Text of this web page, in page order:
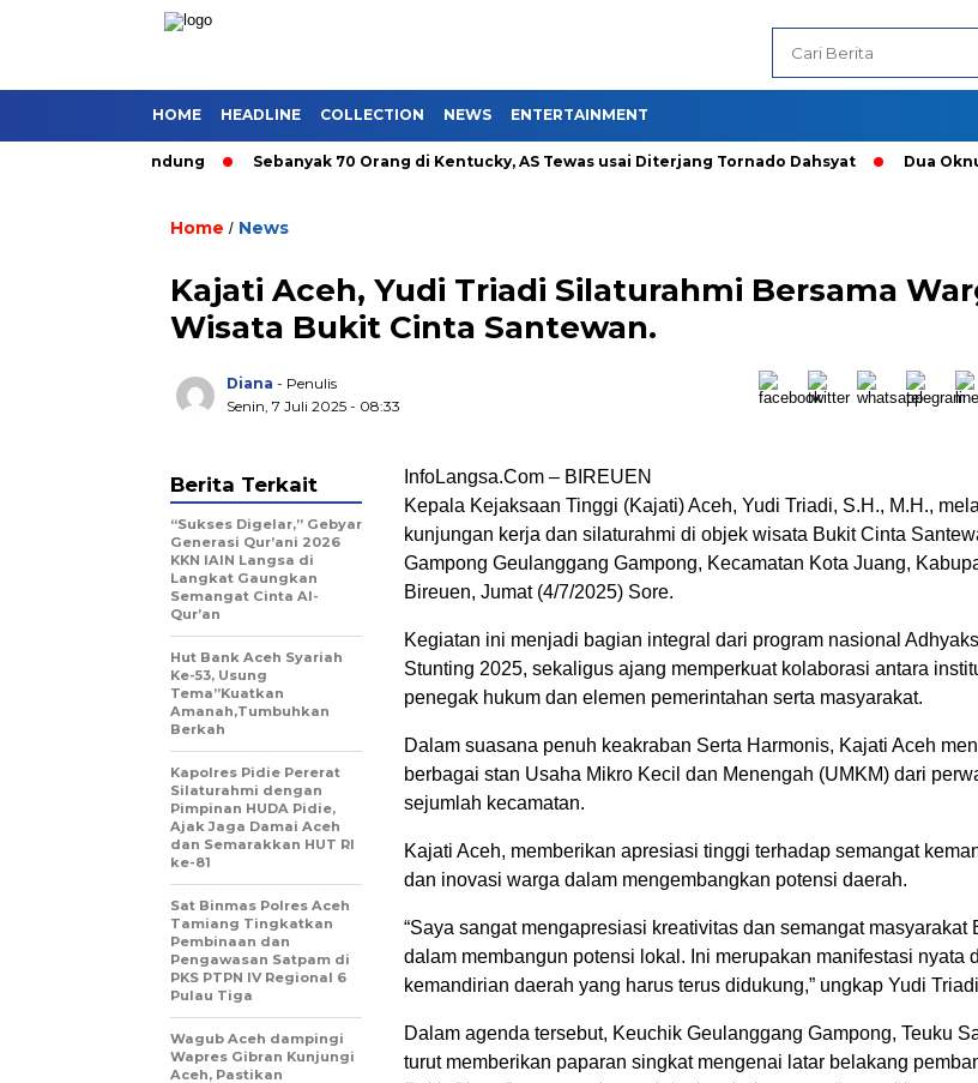
HOME HEADLINE COLLECTION NEWS ENTERTAINMENT
Umum di Bandung Sebanyak 70 Orang di Kentucky, AS Tewas usai Diterjang Tornado Dahsyat Dua Oknum
Home / News
Kajati Aceh, Yudi Triadi Silaturahmi Bersama
Wisata Bukit Cinta Santewan.
Diana - Penulis
Senin, 7 Juli 2025 - 08:33
InfoLangsa.Com – BIREUEN
Kepala Kejaksaan Tinggi (Kajati) Aceh, Yudi Triadi, S.H., M.H.,
kunjungan kerja dan silaturahmi di objek wisata Bukit Cinta
Gampong Geulanggang Gampong, Kecamatan Kota Juang,
Bireuen, Jumat (4/7/2025) Sore.
Kegiatan ini menjadi bagian integral dari program nasional
Stunting 2025, sekaligus ajang memperkuat kolaborasi antara
penegak hukum dan elemen pemerintahan serta masyarakat.
Dalam suasana penuh keakraban Serta Harmonis, Kajati Aceh
berbagai stan Usaha Mikro Kecil dan Menengah (UMKM) dari
sejumlah kecamatan.
Kajati Aceh, memberikan apresiasi tinggi terhadap semangat
dan inovasi warga dalam mengembangkan potensi daerah.
“Saya sangat mengapresiasi kreativitas dan semangat masyarakat
dalam membangun potensi lokal. Ini merupakan manifestasi nyata
kemandirian daerah yang harus terus didukung,” ungkap Yudi
Dalam agenda tersebut, Keuchik Geulanggang Gampong, Teuku
turut memberikan paparan singkat mengenai latar belakang
Berita Terkait
“Sukses Digelar,” Gebyar
Generasi Qur’ani 2026
KKN IAIN Langsa di
Langkat Gaungkan
Semangat Cinta Al-
Qur’an
Hut Bank Aceh Syariah
Ke-53, Usung
Tema”Kuatkan
Amanah,Tumbuhkan
Berkah
Kapolres Pidie Pererat
Silaturahmi dengan
Pimpinan HUDA Pidie,
Ajak Jaga Damai Aceh
dan Semarakkan HUT RI
ke-81
Sat Binmas Polres Aceh
Tamiang Tingkatkan
Pembinaan dan
Pengawasan Satpam di
PKS PTPN IV Regional 6
Pulau Tiga
Wagub Aceh dampingi
Wapres Gibran Kunjungi
Aceh, Pastikan